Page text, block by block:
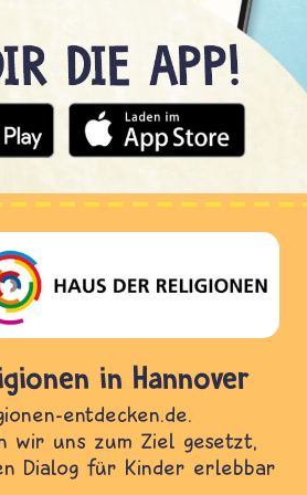
in Hannover
entdecken.de.
wir uns zum Ziel gesetzt,
Dialog für Kinder erlebbar